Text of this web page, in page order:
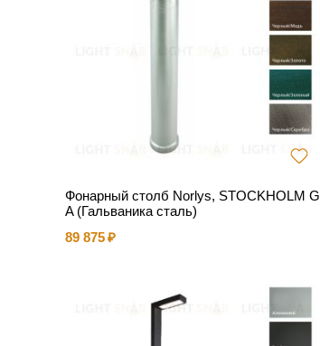
Фонарный столб Norlys, STOCKHOLM G
A (Гальваника сталь)
89 875